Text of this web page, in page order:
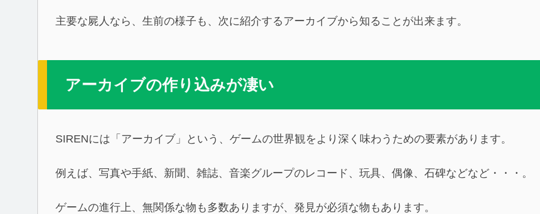
主要な屍人なら、生前の様子も、次に紹介するアーカイブから知ることが出来ます。
アーカイブの作り込みが凄い
SIRENには「アーカイブ」という、ゲームの世界観をより深く味わうための要素があります。
例えば、写真や手紙、新聞、雑誌、音楽グループのレコード、玩具、偶像、石碑などなど・・・。
ゲームの進行上、無関係な物も多数ありますが、発見が必須な物もあります。